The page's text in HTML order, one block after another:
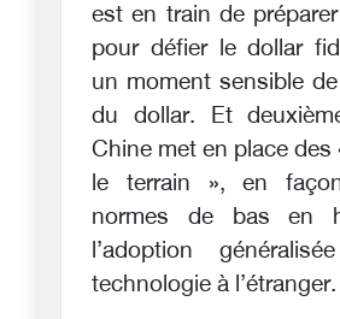
est en train de
pour défier le dollar
un moment sensible
du dollar. Et
Chine met en place des
le terrain », en
normes de bas en
l’adoption
technologie à l’étranger.